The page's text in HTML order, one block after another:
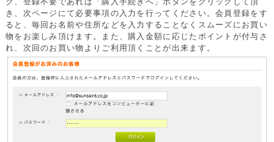
き、次ページにて必要事項の入力を行ってください。会員登録をす
ると、毎回お名前や住所などを入力することなくスムーズにお買い
物をお楽しみ頂けます。また、購入金額に応じたポイントが付与さ
れ、次回のお買い物よりご利用頂くことが出来ます。